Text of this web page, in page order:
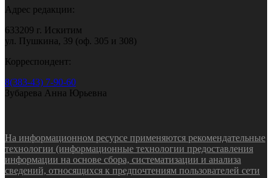
Адрес редакции:
633209 г. Искитим
ул. Пушкина, 39 (оф. 305 и 308)
Корреспондент:
8(383-43) 7-90-60
Зубарева Анна Юрьевна
На информационном ресурсе применяются рекомендательные
технологии (информационные технологии предоставления
информации на основе сбора, систематизации и анализа
сведений, относящихся к предпочтениям пользователей сети